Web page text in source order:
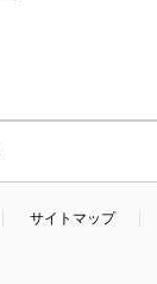
サイトマップ